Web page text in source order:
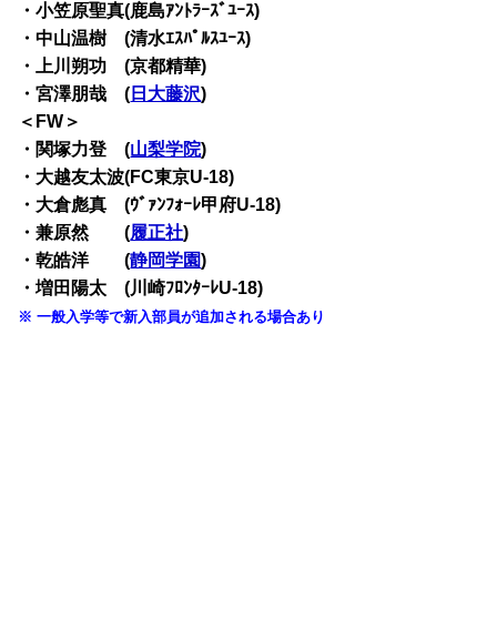
・小笠原聖真(鹿島ｱﾝﾄﾗｰｽﾞﾕｰｽ)
・中山温樹 (清水ｴｽﾊﾟﾙｽﾕｰｽ)
・上川朔功 (京都精華)
・宮澤朋哉 ( 日大藤沢)
＜FW＞
・関塚力登 (山梨学院)
・大越友太波(FC東京U-18)
・大倉彪真 (ｳﾞｧﾝﾌｫｰﾚ甲府U-18)
・兼原然 (履正社)
・乾皓洋 (静岡学園)
・増田陽太 (川崎ﾌﾛﾝﾀｰﾚU-18)
※ 一般入学等で新入部員が追加される場合あり